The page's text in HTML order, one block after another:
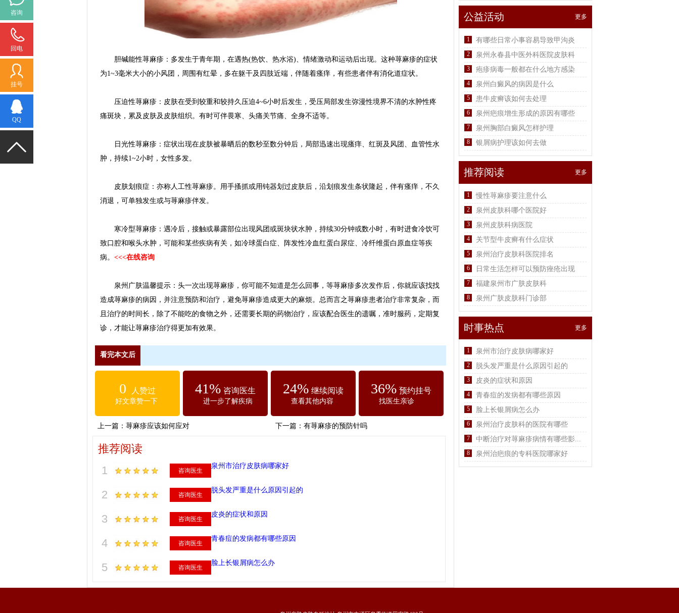
胆碱能性荨麻疹：多发生于青年期，在遇热(热饮、热水浴)、情绪激动和运动后出现。这种荨麻疹的症状
为1~3毫米大小的小风团，周围有红晕，多在躯干及四肢近端，伴随着瘙痒，有些患者伴有消化道症状。
压迫性荨麻疹：皮肤在受到较重和较持久压迫4~6小时后发生，受压局部发生弥漫性境界不清的水肿性疼
痛斑块，累及皮肤及皮肤组织。有时可伴畏寒、头痛关节痛、全身不适等。
日光性荨麻疹：症状出现在皮肤被暴晒后的数秒至数分钟后，局部迅速出现瘙痒、红斑及风团、血管性水
肿，持续1~2小时，女性多发。
皮肤划痕症：亦称人工性荨麻疹。用手搔抓或用钝器划过皮肤后，沿划痕发生条状隆起，伴有瘙痒，不久
消退，可单独发生或与荨麻疹伴发。
寒冷型荨麻疹：遇冷后，接触或暴露部位出现风团或斑块状水肿，持续30分钟或数小时，有时进食冷饮可
致口腔和喉头水肿，可能和某些疾病有关，如冷球蛋白症、阵发性冷血红蛋白尿症、冷纤维蛋白原血症等疾
病。 <<<在线咨询
泉州广肤温馨提示：头一次出现荨麻疹，你可能不知道是怎么回事，等荨麻疹多次发作后，你就应该找找
造成荨麻疹的病因，并注意预防和治疗，避免荨麻疹造成更大的麻烦。总而言之荨麻疹患者治疗非常复杂，而
且治疗的时间长，除了不能吃的食物之外，还需要长期的药物治疗，应该配合医生的遗嘱，准时服药，定期复
诊，才能让荨麻疹治疗得更加有效果。
看完本文后
0 人赞过
好文章赞一下
41% 咨询医生
进一步了解疾病
24% 继续阅读
查看其他内容
36% 预约挂号
找医生亲诊
上一篇： 荨麻疹应该如何应对 下一篇： 有荨麻疹的预防针吗
推荐阅读
1
泉州市治疗皮肤病哪家好
咨询医生
2 脱头发严重是什么原因引起的
咨询医生
3 皮炎的症状和原因
咨询医生
4 青春痘的发病都有哪些原因
咨询医生
5 脸上长银屑病怎么办
咨询医生
公益活动 更多
1 有哪些日常小事容易导致甲沟炎
2 泉州永春县中医外科医院皮肤科
3 疱疹病毒一般都在什么地方感染
4 泉州白癜风的病因是什么
5 患牛皮癣该如何去处理
6 泉州疤痕增生形成的原因有哪些
7 泉州胸部白癜风怎样护理
8 银屑病护理该如何去做
推荐阅读 更多
1 慢性荨麻疹要注意什么
2 泉州皮肤科哪个医院好
3 泉州皮肤科病医院
4 关节型牛皮癣有什么症状
5 泉州治疗皮肤科医院排名
6 日常生活怎样可以预防痤疮出现
7 福建泉州市广肤皮肤科
8 泉州广肤皮肤科门诊部
时事热点 更多
1 泉州市治疗皮肤病哪家好
2 脱头发严重是什么原因引起的
3 皮炎的症状和原因
4 青春痘的发病都有哪些原因
5 脸上长银屑病怎么办
6 泉州治疗皮肤科的医院有哪些
7 中断治疗对荨麻疹病情有哪些影...
8 泉州治疤痕的专科医院哪家好
咨询
回电
挂号
QQ